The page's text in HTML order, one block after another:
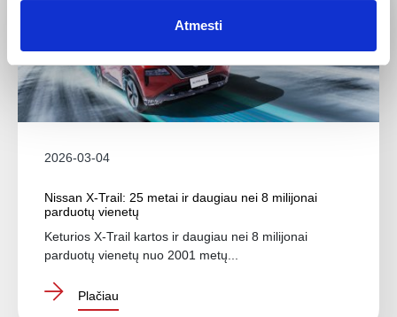
Atmesti
2026-03-04
Nissan X-Trail: 25 metai ir daugiau nei 8 milijonai
parduotų vienetų
Keturios X-Trail kartos ir daugiau nei 8 milijonai
parduotų vienetų nuo 2001 metų...
Plačiau